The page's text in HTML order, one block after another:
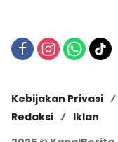
Kebijakan Privasi
Redaksi
Iklan